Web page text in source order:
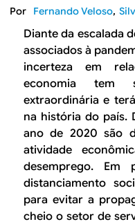
B
R
i
o
d
e
b
u
s
c
a
Fernando Veloso
Diante da escalada
associados à
incerteza em
economia tem
extraordinária e
na história do país.
ano de 2020 são
atividade
desemprego. Em
distanciamento
para evitar a
cheio o setor de